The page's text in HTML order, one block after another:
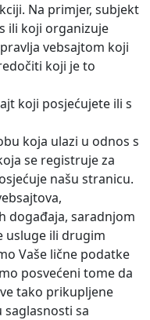
Na primjer, subjekt
ili koji organizuje
vebsajtom koji
koji je to
koji posjećujete ili s
koja ulazi u odnos s
se registruje za
našu stranicu.
događaja, saradnjom
usluge ili drugim
Vaše lične podatke
posvećeni tome da
tako prikupljene
sa